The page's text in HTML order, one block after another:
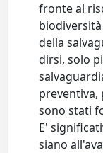
fronte al
della
dirsi, solo
preventiva,
sono stati
E'
siano